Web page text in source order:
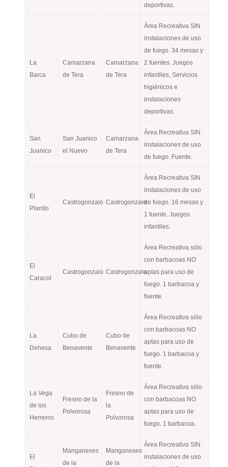
deportivas.
La
Barca
Camarzana
de Tera
Camarzana
de Tera
Área Recreativa SIN
instalaciones de uso
de fuego. 34 mesas y
2 fuentes. Juegos
infantiles, Servicios
higiénicos e
instalaciones
deportivas.
San
Juanico
San Juanico
el Nuevo
Camarzana
de Tera
Área Recreativa SIN
instalaciones de uso
de fuego. Fuente.
El
Plantío
Castrogonzalo Castrogonzalo
Área Recreativa SIN
instalaciones de uso
de fuego. 16 mesas y
1 fuente. Juegos
infantiles.
El
Caracol
Castrogonzalo Castrogonzalo
Área Recreativa sólo
con barbacoas NO
aptas para uso de
fuego. 1 barbacoa y
fuente.
La
Dehesa
Cubo de
Benavente
Cubo de
Benavente
Área Recreativa sólo
con barbacoas NO
aptas para uso de
fuego. 1 barbacoa y
fuente.
La Vega
de los
Herreros
Fresno de la
Polvorosa
Fresno de
la
Polvorosa
Área Recreativa sólo
con barbacoas NO
aptas para uso de
fuego. 1 barbacoa.
El
Manganeses
de la
Manganeses
de la
Área Recreativa SIN
instalaciones de uso